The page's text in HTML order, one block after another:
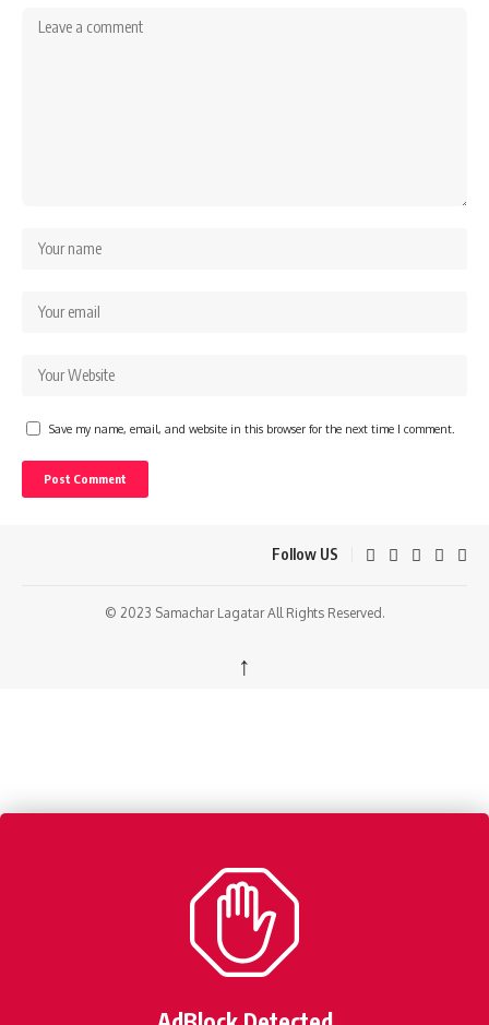
Save my name, email, and website in this browser for the next time I comment.
Follow US
© 2023 Samachar Lagatar All Rights Reserved.
↑